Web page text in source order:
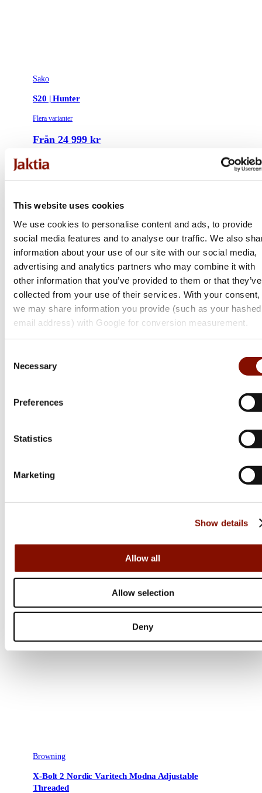
This website uses cookies
We use cookies to personalise content and ads, to provide
social media features and to analyse our traffic. We also
information about your use of our site with our social media,
advertising and analytics partners who may combine it with
other information that you’ve provided to them or that they’ve
collected from your use of their services. With your consent,
we may share information you provide (such as your hashed
email address) with Google for conversion measurement.
Selection
Necessary
Preferences
Statistics
Marketing
Show details
Allow all
Allow selection
Deny
Sako
S20 | Hunter
Flera varianter
Från 24 999 kr
Online: I lager
T1x MTR
Från 10 999 kr
Browning
X-Bolt 2 Nordic Varitech Modna Adjustable
Threaded